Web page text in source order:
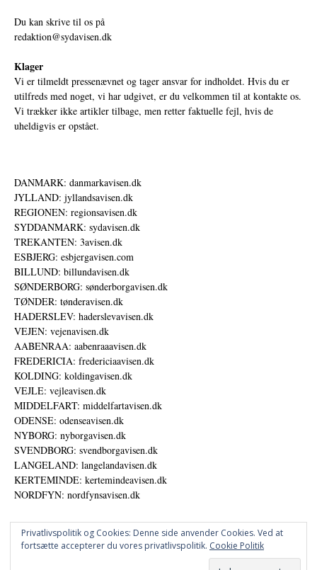
Du kan skrive til os på
redaktion@sydavisen.dk
Klager
Vi er tilmeldt pressenævnet og tager ansvar for indholdet. Hvis du er
utilfreds med noget, vi har udgivet, er du velkommen til at kontakte os.
Vi trækker ikke artikler tilbage, men retter faktuelle fejl, hvis de
uheldigvis er opstået.
DANMARK: danmarkavisen.dk
JYLLAND: jyllandsavisen.dk
REGIONEN: regionsavisen.dk
SYDDANMARK: sydavisen.dk
TREKANTEN: 3avisen.dk
ESBJERG: esbjergavisen.com
BILLUND: billundavisen.dk
SØNDERBORG: sønderborgavisen.dk
TØNDER: tønderavisen.dk
HADERSLEV: haderslevavisen.dk
VEJEN: vejenavisen.dk
AABENRAA: aabenraaavisen.dk
FREDERICIA: fredericiaavisen.dk
KOLDING: koldingavisen.dk
VEJLE: vejleavisen.dk
MIDDELFART: middelfartavisen.dk
ODENSE: odenseavisen.dk
NYBORG: nyborgavisen.dk
SVENDBORG: svendborgavisen.dk
LANGELAND: langelandavisen.dk
KERTEMINDE: kertemindeavisen.dk
NORDFYN: nordfynsavisen.dk
Privatlivspolitik og Cookies: Denne side anvender Cookies. Ved at
fortsætte accepterer du vores privatlivspolitik. Cookie Politik